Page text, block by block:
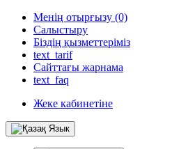
Менің отырғызу (0)
Салыстыру
Біздің қызметтеріміз
text_tarif
Сайттағы жарнама
text_faq
Жеке кабинетіне
Язык